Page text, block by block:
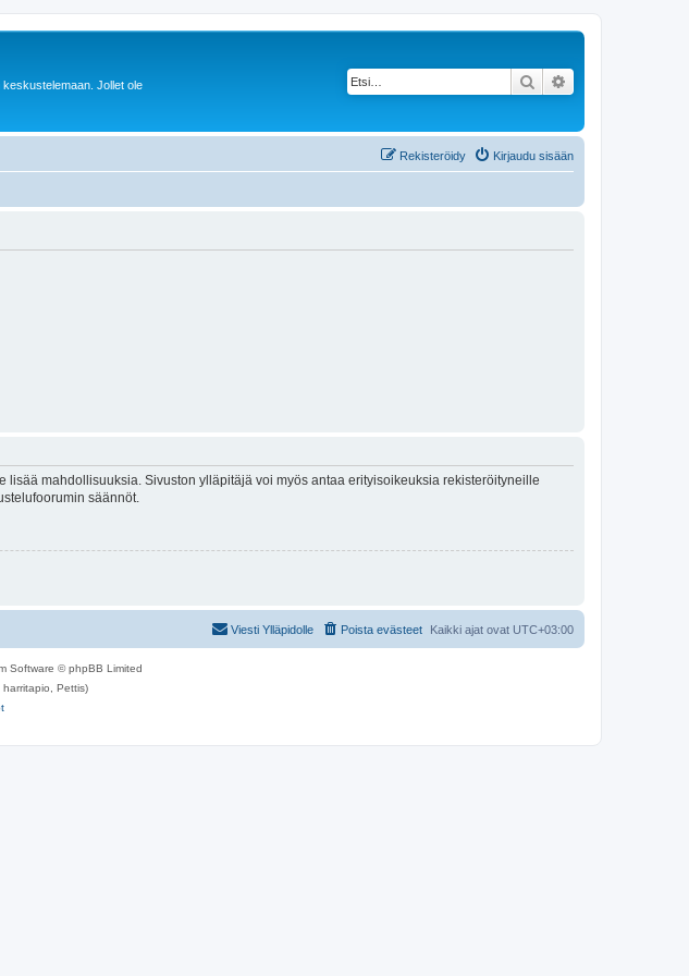
Jollet ole
Etsi
Kirjaudu sisään
Rekisteröidy
mahdollisuuksia. Sivuston ylläpitäjä voi myös antaa erityisoikeuksia rekisteröityneille
säännöt.
Kaikki ajat ovat UTC+03:00
Poista evästeet
Viesti Ylläpidolle
Software © phpBB Limited
Pettis)